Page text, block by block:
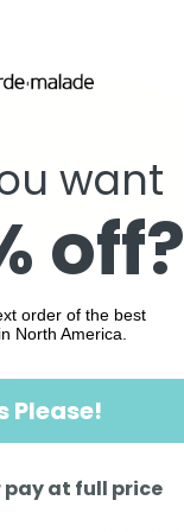
want
off?
order of the best
North America.
Please!
at full price